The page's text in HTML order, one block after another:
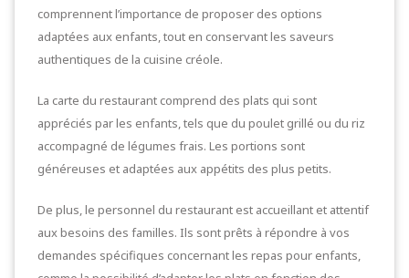
comprennent l’importance de proposer des options
adaptées aux enfants, tout en conservant les saveurs
authentiques de la cuisine créole.
La carte du restaurant comprend des plats qui sont
appréciés par les enfants, tels que du poulet grillé ou du riz
accompagné de légumes frais. Les portions sont
généreuses et adaptées aux appétits des plus petits.
De plus, le personnel du restaurant est accueillant et attentif
aux besoins des familles. Ils sont prêts à répondre à vos
demandes spécifiques concernant les repas pour enfants,